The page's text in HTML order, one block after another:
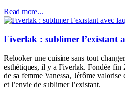
Read more...
Fiverlak : sublimer l’existant
Relooker une cuisine sans tout
esthétiques, il y a Fiverlak. Fondée fin
de sa femme Vanessa, Jérôme
et l’envie de sublimer l’existant.